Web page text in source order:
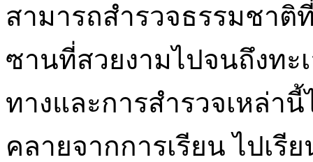
สามารถสำรวจธรรมชาติ
ซานที่สวยงามไปจนถึงทะ
ทางและการสำรวจเหล่า
คลายจากการเรียน ไปเรี